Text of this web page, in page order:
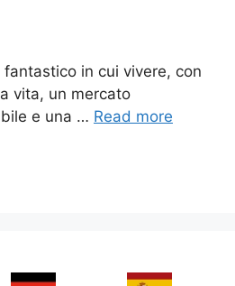
in cui vivere, con
vita, un mercato
e una … Read more